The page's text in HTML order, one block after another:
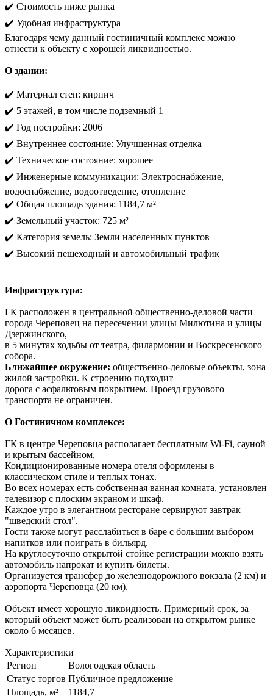
✔️ Стоимость ниже рынка
✔️ Удобная инфраструктура
Благодаря чему данный гостиничный комплекс можно
отнести к объекту с хорошей ликвидностью.
О здании:
✔️ Материал стен: кирпич
✔️ 5 этажей, в том числе подземный 1
✔️ Год постройки: 2006
✔️ Внутреннее состояние: Улучшенная отделка
✔️ Техническое состояние: хорошее
✔️ Инженерные коммуникации: Электроснабжение,
водоснабжение, водоотведение, отопление
✔️ Общая площадь здания: 1184,7 м²
✔️ Земельный участок: 725 м²
✔️ Категория земель: Земли населенных пунктов
✔️ Высокий пешеходный и автомобильный трафик
Инфраструктура:
ГК расположен в центральной общественно-деловой части
города Череповец на пересечении улицы Милютина и улицы
Дзержинского,
в 5 минутах ходьбы от театра, филармонии и Воскресенского
собора.
Ближайшее окружение: общественно-деловые объекты, зона
жилой застройки. К строению подходит
дорога с асфальтовым покрытием. Проезд грузового
транспорта не ограничен.
О Гостиничном комплексе:
ГК в центре Череповца располагает бесплатным Wi-Fi, сауной
и крытым бассейном,
Кондиционированные номера отеля оформлены в
классическом стиле и теплых тонах.
Во всех номерах есть собственная ванная комната, установлен
телевизор с плоским экраном и шкаф.
Каждое утро в элегантном ресторане сервируют завтрак
"шведский стол".
Гости также могут расслабиться в баре с большим выбором
напитков или поиграть в бильярд.
На круглосуточно открытой стойке регистрации можно взять
автомобиль напрокат и купить билеты.
Организуется трансфер до железнодорожного вокзала (2 км) и
аэропорта Череповца (20 км).
Объект имеет хорошую ликвидность. Примерный срок, за
который объект может быть реализован на открытом рынке
около 6 месяцев.
Характеристики
Регион
Вологодская область
Статус торгов Публичное предложение
Площадь, м²
1184,7